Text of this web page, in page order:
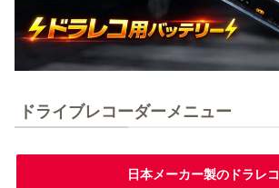
ドライブレコーダーメニュー
日本メーカー製のドラレコ